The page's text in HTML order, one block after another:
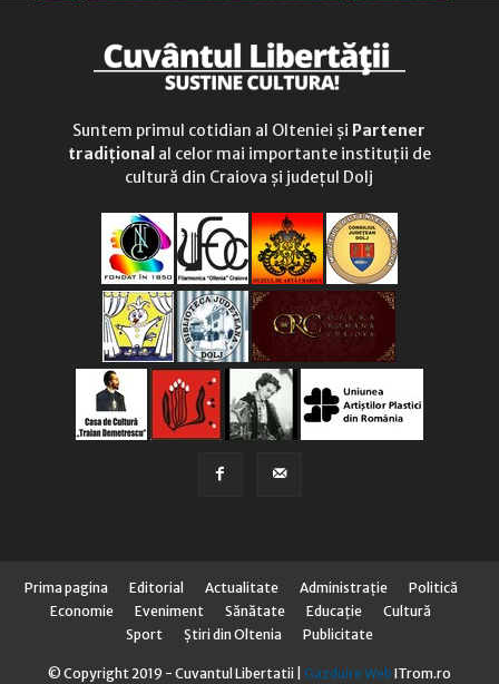
Suntem primul cotidian al Olteniei și Partener
tradițional al celor mai importante instituții de
cultură din Craiova și județul Dolj
Prima pagina Editorial Actualitate Administraţie
Politică
Economie
Eveniment Sănătate Educaţie
Cultură
Sport
Știri din Oltenia Publicitate
© Copyright 2019 - Cuvantul Libertatii | Gazduire Web ITrom.ro